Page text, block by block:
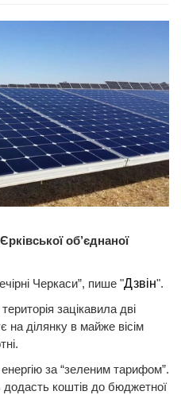
об’єднаної
Черкаси”, пише "Дзвін".
зацікавила дві
на ділянку в майже вісім
за “зеленим тарифом”.
коштів до бюджетної